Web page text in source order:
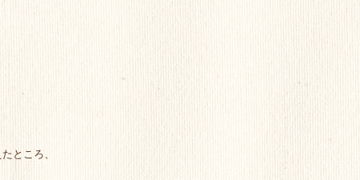
ところ、